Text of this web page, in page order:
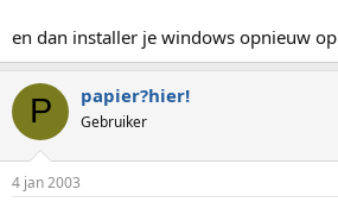
en dan installer je windows opnieuw op
P papier?hier!
Gebruiker
4 jan 2003